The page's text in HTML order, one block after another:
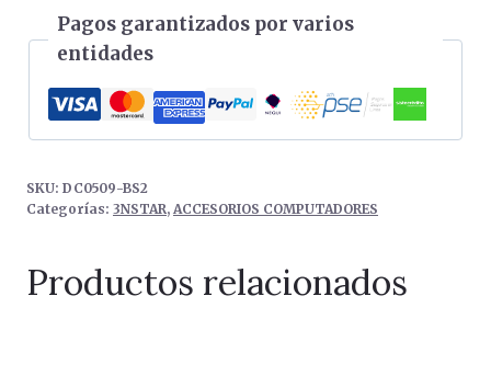
Pagos garantizados por varios
entidades
SKU: DC0509-BS2
Categorías: 3NSTAR, ACCESORIOS COMPUTADORES
Productos relacionados